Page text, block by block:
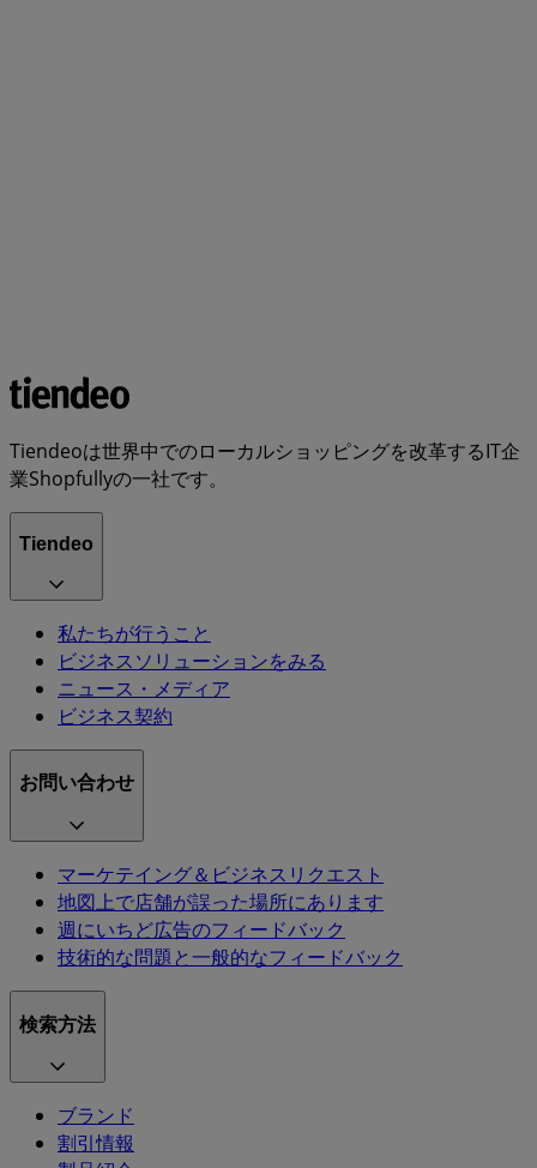
Tiendeoは世界中でのローカルショッピングを改革するIT企
業Shopfullyの一社です。
Tiendeo
私たちが行うこと
ビジネスソリューションをみる
ニュース・メディア
ビジネス契約
お問い合わせ
マーケテイング＆ビジネスリクエスト
地図上で店舗が誤った場所にあります
週にいちど広告のフィードバック
技術的な問題と一般的なフィードバック
検索方法
ブランド
割引情報